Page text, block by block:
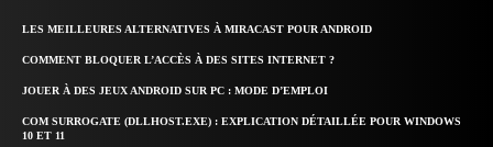
LES MEILLEURES ALTERNATIVES À MIRACAST POUR ANDROID
COMMENT BLOQUER L’ACCÈS À DES SITES INTERNET ?
JOUER À DES JEUX ANDROID SUR PC : MODE D’EMPLOI
COM SURROGATE (DLLHOST.EXE) : EXPLICATION DÉTAILLÉE POUR WINDOWS
10 ET 11